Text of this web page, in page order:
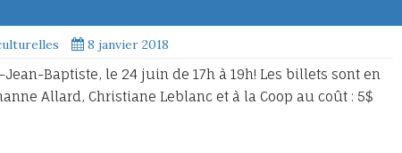
8 janvier 2018
Baptiste, le 24 juin de 17h à 19h! Les billets sont en
Allard, Christiane Leblanc et à la Coop au coût : 5$